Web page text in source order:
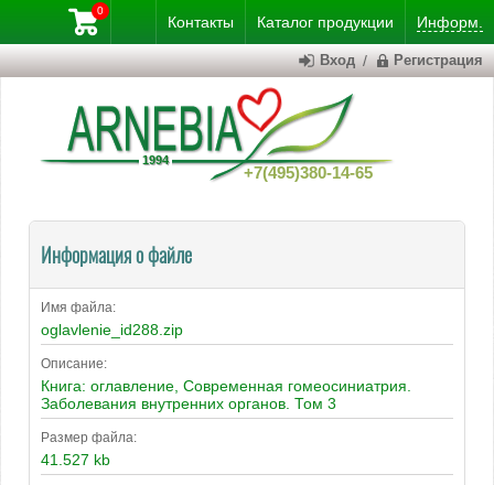
Контакты Каталог продукции Информ.
+7(495)380-14-65
0
Вход / Регистрация
Информация о файле
Имя файла:
oglavlenie_id288.zip
Описание:
Книга: оглавление, Современная гомеосиниатрия.
Заболевания внутренних органов. Том 3
Размер файла:
41.527 kb